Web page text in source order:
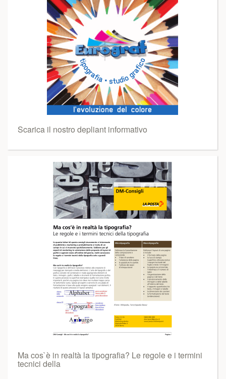
Scarica il nostro depliant informativo
Ma cos`è in realtà la tipografia? Le regole e i termini
tecnici della